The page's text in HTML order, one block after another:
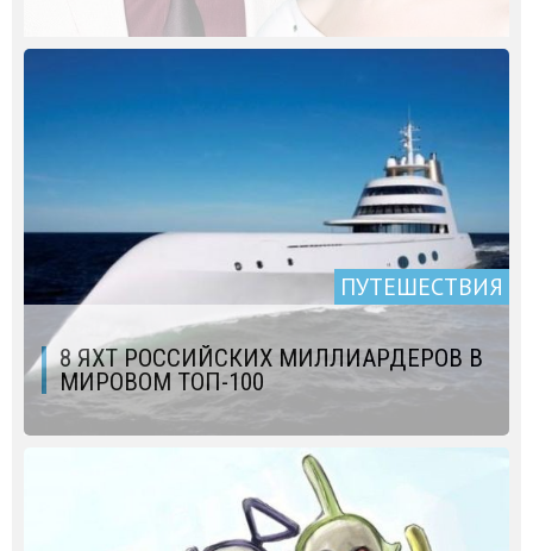
ПУТЕШЕСТВИЯ
8 ЯХТ РОССИЙСКИХ МИЛЛИАРДЕРОВ В
МИРОВОМ ТОП-100